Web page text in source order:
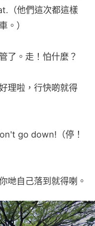
（他們這次都這樣
。）
了。走！怕什麼？
理啦，行快啲就得
go down!（停！
哋自己落到就得喇。